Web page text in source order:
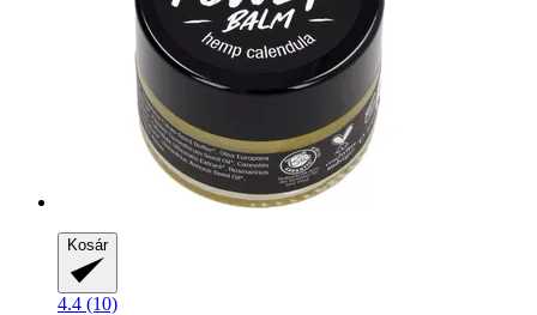
Kosár
4.4 (10)